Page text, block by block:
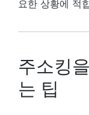
요한 상황에 적
주소킹
는 팁